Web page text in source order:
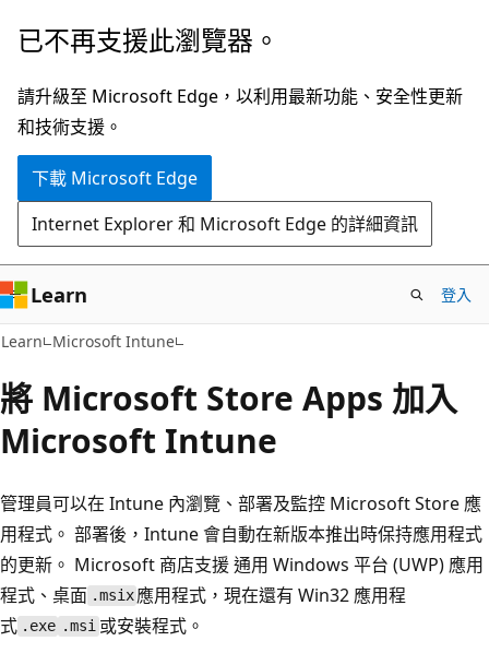
跳
主
要
內
已不再支援此瀏覽器。
請升級至 Microsoft Edge，以利用最新功能、安全性更新
和技術支援。
下載 Microsoft Edge
Internet Explorer 和 Microsoft Edge 的詳細資訊
Learn 登入
Learn Microsoft Intune
將 Microsoft Store Apps 加入
Microsoft Intune
管理員可以在 Intune 內瀏覽、部署及監控 Microsoft Store 應
用程式。 部署後，Intune 會自動在新版本推出時保持應用程式
的更新。 Microsoft 商店支援 通用 Windows 平台 (UWP) 應用
程式、桌面 .msix 應用程式，現在還有 Win32 應用程
式 .exe .msi或安裝程式。